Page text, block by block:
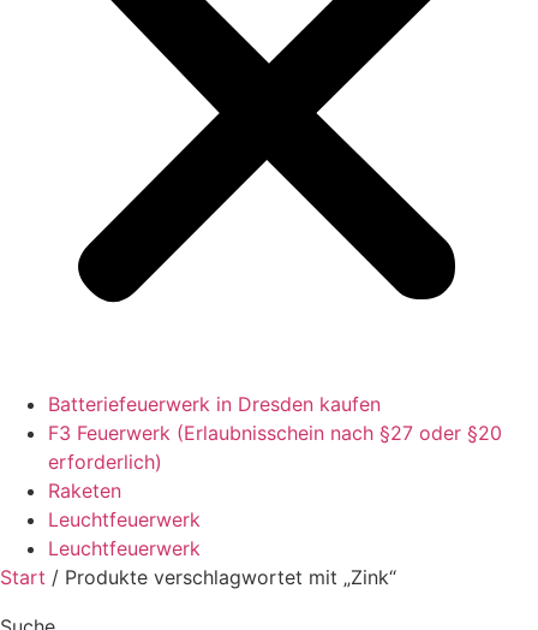
Batteriefeuerwerk in Dresden kaufen
F3 Feuerwerk (Erlaubnisschein nach §27 oder §20
erforderlich)
Raketen
Leuchtfeuerwerk
Leuchtfeuerwerk
Start / Produkte verschlagwortet mit „Zink“